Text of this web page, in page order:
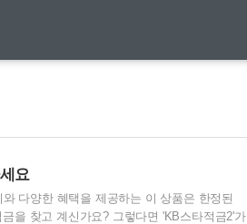
요
다양한 혜택을 제공하는 이 상품은 한정된
을 찾고 계신가요? 그렇다면 'KB스타적금2'가